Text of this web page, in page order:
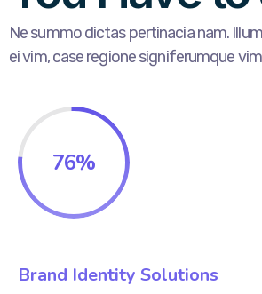
Ne summo dictas pertinacia nam.
ei vim, case regione signiferumque
76%
Brand Identity Solutions